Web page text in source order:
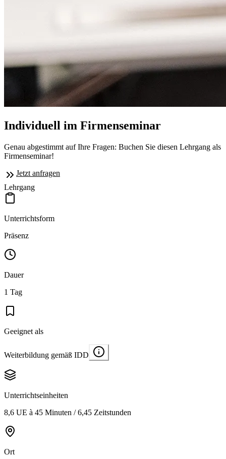
Individuell im Firmenseminar
Genau abgestimmt auf Ihre Fragen: Buchen Sie diesen Lehrgang als
Firmenseminar!
Jetzt anfragen
Lehrgang
Unterrichtsform
Präsenz
Dauer
1 Tag
Geeignet als
Weiterbildung gemäß IDD
Unterrichtseinheiten
8,6 UE à 45 Minuten / 6,45 Zeitstunden
Ort